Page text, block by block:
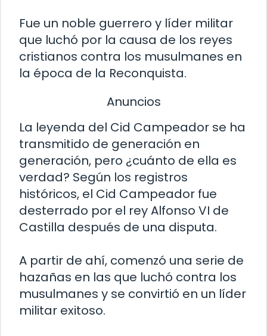
Fue un noble guerrero y líder militar
que luchó por la causa de los reyes
cristianos contra los musulmanes en
la época de la Reconquista.
Anuncios
La leyenda del Cid Campeador se ha
transmitido de generación en
generación, pero ¿cuánto de ella es
verdad? Según los registros
históricos, el Cid Campeador fue
desterrado por el rey Alfonso VI de
Castilla después de una disputa.
A partir de ahí, comenzó una serie de
hazañas en las que luchó contra los
musulmanes y se convirtió en un líder
militar exitoso.